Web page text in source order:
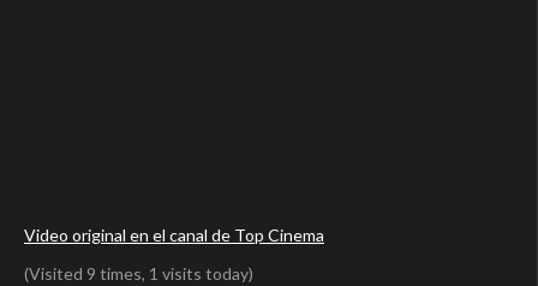
Video original en el canal de Top Cinema
(Visited 9 times, 1 visits today)